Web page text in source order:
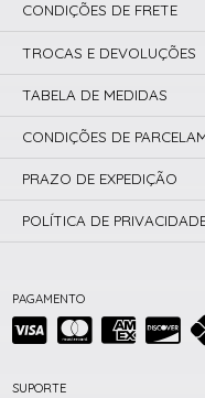
PAGAMENTO
SUPORTE
CONDIÇÕES DE FRETE
TROCAS E DEVOLUÇÕES
TABELA DE MEDIDAS
CONDIÇÕES DE
PRAZO DE EXPEDIÇÃO
POLÍTICA DE